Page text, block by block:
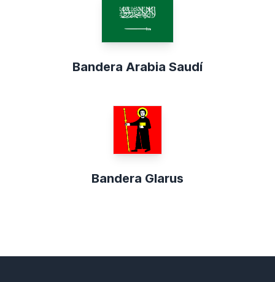
Bandera Arabia Saudí
Bandera Glarus